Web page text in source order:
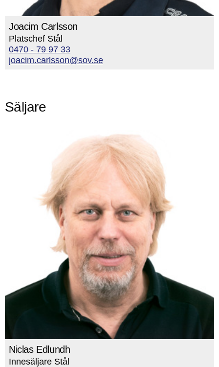
Joacim Carlsson
Platschef Stål
0470 - 79 97 33
joacim.carlsson@sov.se
Säljare
Niclas Edlundh
Innesäljare Stål